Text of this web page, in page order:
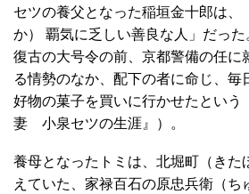
セツの養父となった稲垣金十郎は、
か） 覇気に乏しい善良な人」だっ
復古の大号令の前、京都警備の任に
る情勢のなか、配下の者に命じ、毎
好物の菓子を買いに行かせたという
妻 小泉セツの生涯』）。
養母となったトミは、北堀町（きた
えていた、家禄百石の原忠兵衛（ち